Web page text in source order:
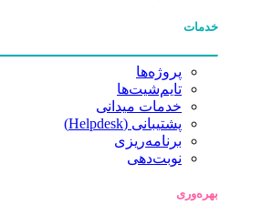
خدمات
پروژه‌ها
تایم‌شیت‌ها
خدمات میدانی
پشتیبانی (Helpdesk)
برنامه‌ریزی
نوبت‌دهی
بهره‌وری